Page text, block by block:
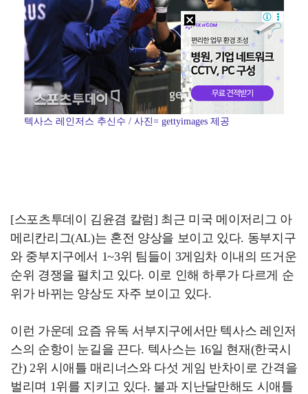
[ST포토] 문정민, 자신감 가득
데이식스 영케이, '사운드플래닛페스티벌' 출격…첫 솔로…
텍사스 레인저스 추신수 / 사진= gettyimages 제공
[스포츠투데이 김윤겸 칼럼] 최근 미국 메이저리그 아
메리칸리그(AL)는 혼전 양상을 보이고 있다. 동부지구
와 중부지구에서 1~3위 팀들이 3게임차 이내의 뜨거운
순위 경쟁을 펼치고 있다. 이로 인해 하루가 다르게 순
위가 바뀌는 양상도 자주 보이고 있다.
이런 가운데 요즘 유독 서부지구에서만 텍사스 레인저
스의 순항이 눈길을 끈다. 텍사스는 16일 현재(한국시
간) 2위 시애틀 매리너스와 다섯 게임 반차이로 간격을
벌리며 1위를 지키고 있다. 불과 지난달만해도 시애틀